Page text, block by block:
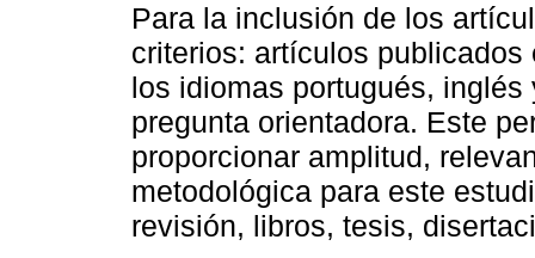
Para la inclusión de los
criterios: artículos
los idiomas portugués,
pregunta orientadora. Este
proporcionar amplitud,
metodológica para este
revisión, libros, tesis,